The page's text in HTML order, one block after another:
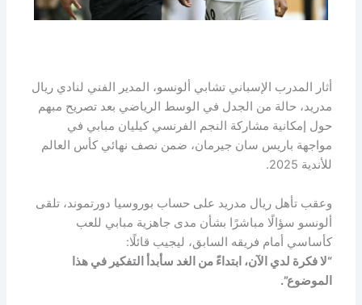
أثار المدرب الإسباني تشابي ألونسو، المدير الفني لنادي ريال
مدريد، حالة من الجدل في الوسط الرياضي بعد تصريح مبهم
حول إمكانية مشاركة النجم الفرنسي كيليان مبابي في
مواجهة باريس سان جيرمان، ضمن نصف نهائي كأس العالم
للأندية 2025.
وعقب تأهل ريال مدريد على حساب بوروسيا دورتموند، تلقى
ألونسو سؤالًا مباشرًا بشأن مدى جاهزية مبابي للعب
كأساسي أمام فريقه السابق، ليجيب قائلًا:
“لا فكرة لدي الآن، ابتداءً من الغد سأبدأ التفكير في هذا
الموضوع”.